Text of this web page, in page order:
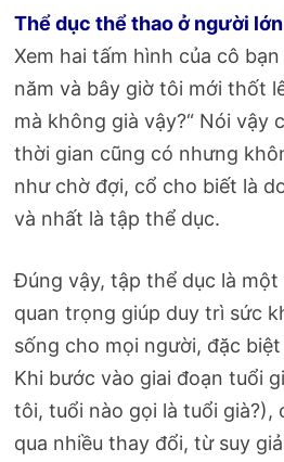
Thể dục thể thao ở người
Xem hai tấm hình của cô
năm và bây giờ tôi mới thốt
mà không già vậy?“ Nói vậy
thời gian cũng có nhưng
như chờ đợi, cổ cho biết là
và nhất là tập thể dục.
Đúng vậy, tập thể dục là
quan trọng giúp duy trì sức
sống cho mọi người, đặc
Khi bước vào giai đoạn tuổi
tôi, tuổi nào gọi là tuổi già?),
qua nhiều thay đổi, từ suy